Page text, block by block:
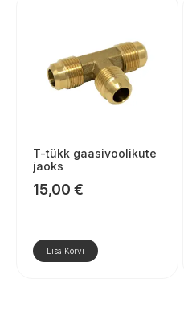
T-tükk gaasivoolikute
jaoks
15,00 €
Lisa Korvi